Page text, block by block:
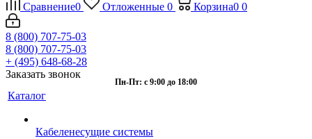
Сравнение0 Отложенные 0 Корзина0 0
8 (800) 707-75-03
8 (800) 707-75-03
+ (495) 648-68-28
Заказать звонок
Пн-Пт: с 9:00 до 18:00
Каталог
Кабеленесущие системы